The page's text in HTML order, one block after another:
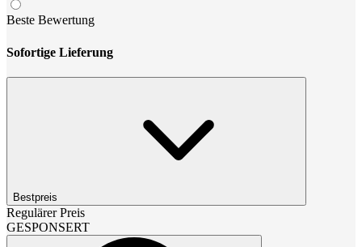
Beste Bewertung
Sofortige Lieferung
Bestpreis
Regulärer Preis
GESPONSERT